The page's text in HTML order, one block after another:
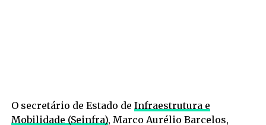
O secretário de Estado de Infraestrutura e
Mobilidade (Seinfra), Marco Aurélio Barcelos,